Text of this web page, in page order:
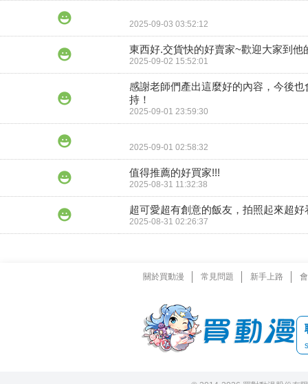
2025-09-03 03:52:12
東西好.交貨快的好賣家~歡迎大家到他
2025-09-02 15:52:01
感謝老師們產出這麼好的內容，今後也
持！
2025-09-01 23:59:30
2025-09-01 02:58:32
值得推薦的好買家!!!
2025-08-31 11:32:38
超可愛超有創意的飯友，拍照起來超好
2025-08-31 02:26:37
關於買動漫 常見問題 新手上路